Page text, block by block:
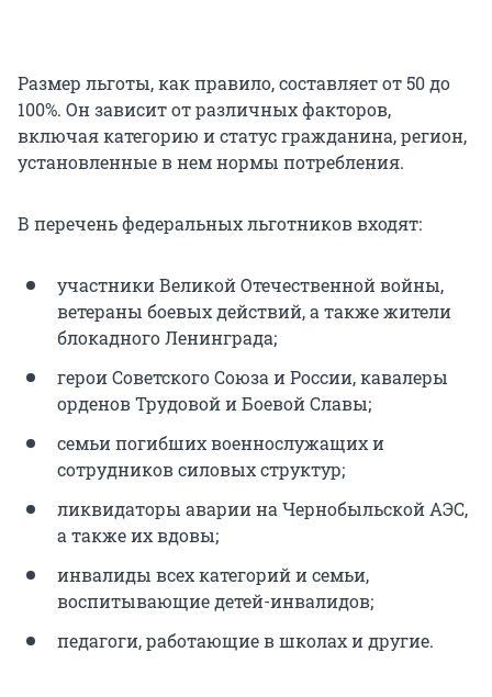
Размер льготы, как правило, составляет от 50 до
100%. Он зависит от различных факторов,
включая категорию и статус гражданина, регион,
установленные в нем нормы потребления.
В перечень федеральных льготников входят:
участники Великой Отечественной войны,
ветераны боевых действий, а также жители
блокадного Ленинграда;
герои Советского Союза и России, кавалеры
орденов Трудовой и Боевой Славы;
семьи погибших военнослужащих и
сотрудников силовых структур;
ликвидаторы аварии на Чернобыльской АЭС,
а также их вдовы;
инвалиды всех категорий и семьи,
воспитывающие детей-инвалидов;
педагоги, работающие в школах и другие.